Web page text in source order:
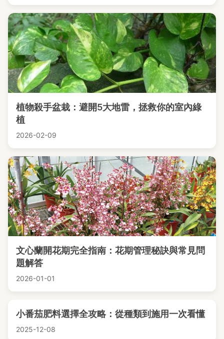
植物殺手盆栽：避開5大地雷，拯救你的室內綠
植
2026-02-09
文心蘭開花期完全指南：花期管理秘訣與常見問
題解答
2026-01-01
小番茄肥料選擇全攻略：從種類到施用一次看懂
2025-12-08